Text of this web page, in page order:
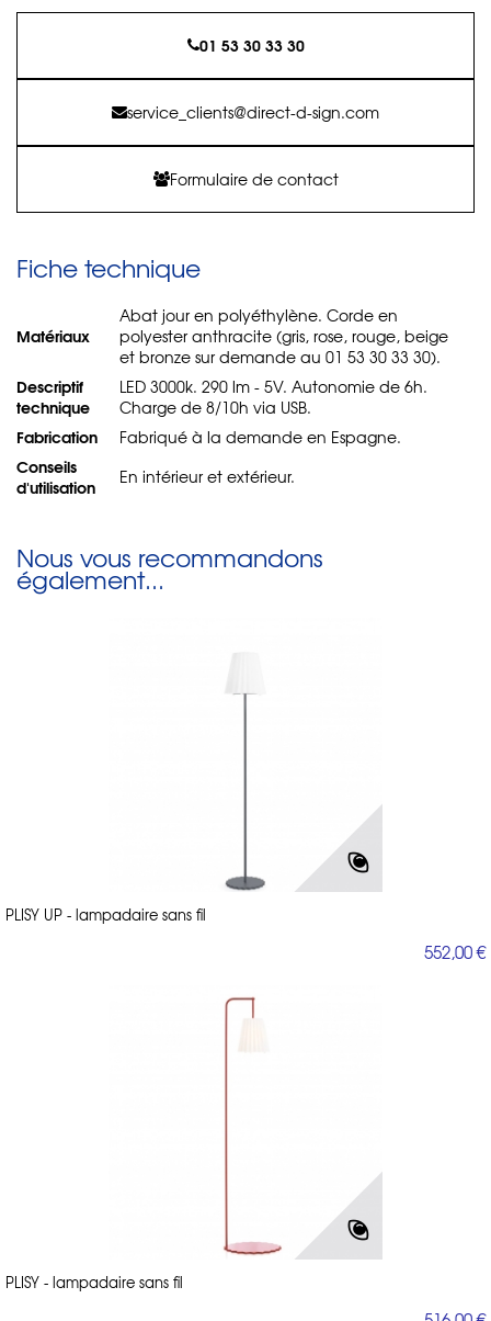
01 53 30 33 30
service_clients@direct-d-sign.com
Formulaire de contact
Fiche technique
Matériaux
Abat jour en polyéthylène. Corde en
polyester anthracite (gris, rose, rouge, beige
et bronze sur demande au 01 53 30 33 30).
Descriptif
technique
LED 3000k. 290 lm - 5V. Autonomie de 6h.
Charge de 8/10h via USB.
Fabrication Fabriqué à la demande en Espagne.
Conseils
d'utilisation
En intérieur et extérieur.
Nous vous recommandons
également...
PLISY UP - lampadaire sans fil
552,00 €
PLISY - lampadaire sans fil